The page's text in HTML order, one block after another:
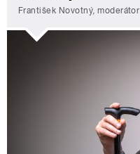
František Novotný, moderátor